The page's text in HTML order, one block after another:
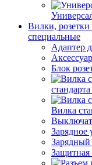
Вилки,
специальные
Адаптер
Блок
Вилка
Зарядное
Зарядный
Защитная